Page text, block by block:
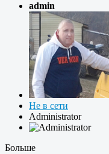
admin
Не в сети
Administrator
Больше